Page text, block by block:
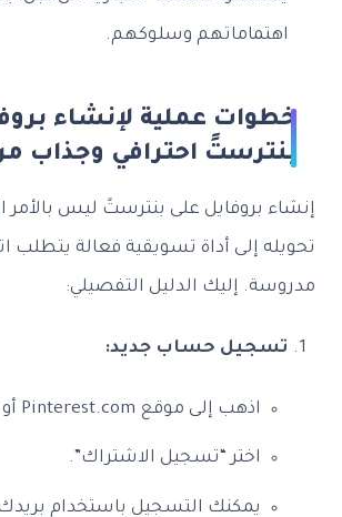
اهتماماتهم وسلوكهم.
خطوات عملية لإنشاء
بنترستً احترافي وجذاب
إنشاء بروفايل على بنترستً ليس
تحويله إلى أداة تسويقية فعالة يتطلب
مدروسة. إليك الدليل التفصيلي:
تسجيل حساب جديد:
اذهب إلى موقع Pinterest.com أو حمل التطبيق.
اختر “تسجيل الاشتراك”.
يمكنك التسجيل باستخدام بريدك